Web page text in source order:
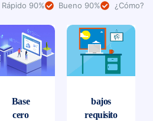
Rápido 90% Bueno 90% ¿Cómo?
Base
cero
bajos
requisito